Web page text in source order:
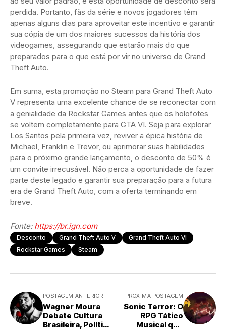
perdida. Portanto, fãs da série e novos jogadores têm
apenas alguns dias para aproveitar este incentivo e garantir
sua cópia de um dos maiores sucessos da história dos
videogames, assegurando que estarão mais do que
preparados para o que está por vir no universo de Grand
Theft Auto.
Em suma, esta promoção no Steam para Grand Theft Auto
V representa uma excelente chance de se reconectar com
a genialidade da Rockstar Games antes que os holofotes
se voltem completamente para GTA VI. Seja para explorar
Los Santos pela primeira vez, reviver a épica história de
Michael, Franklin e Trevor, ou aprimorar suas habilidades
para o próximo grande lançamento, o desconto de 50% é
um convite irrecusável. Não perca a oportunidade de fazer
parte deste legado e garantir sua preparação para a futura
era de Grand Theft Auto, com a oferta terminando em
breve.
Fonte: https://br.ign.com
Desconto Grand Theft Auto V
Grand Theft Auto VI
Rockstar Games
Steam
POSTAGEM ANTERIOR
Wagner Moura
Debate Cultura
Brasileira, Política
PRÓXIMA POSTAGEM
Sonic Terror: O
RPG Tático
Musical que